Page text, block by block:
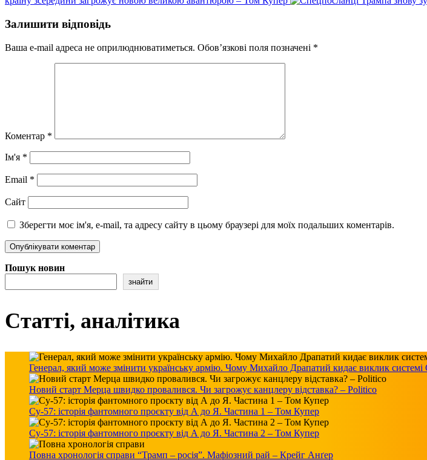
Залишити відповідь
Ваша e-mail адреса не оприлюднюватиметься. Обов’язкові поля позначені *
Коментар *
Ім'я *
Email *
Сайт
Зберегти моє ім'я, e-mail, та адресу сайту в цьому браузері для моїх подальших коментарів.
Пошук новин
знайти
Статті, аналітика
Генерал, який може змінити українську армію. Чому Михайло Драпатий кидає виклик системі
Новий старт Мерца швидко провалився. Чи загрожує канцлеру відставка? – Politico
Су-57: історія фантомного проєкту від А до Я. Частина 1 – Том Купер
Су-57: історія фантомного проєкту від А до Я. Частина 2 – Том Купер
Повна хронологія справи “Трамп – росія”. Мафіозний рай – Крейг Анґер